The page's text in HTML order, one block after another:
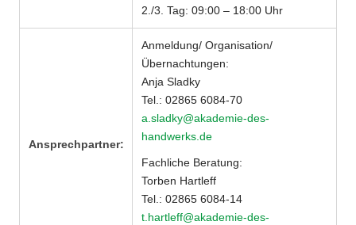
2./3. Tag: 09:00 – 18:00 Uhr
Ansprechpartner:
Anmeldung/ Organisation/
Übernachtungen:
Anja Sladky
Tel.: 02865 6084-70
a.sladky@akademie-des-
handwerks.de
Fachliche Beratung:
Torben Hartleff
Tel.: 02865 6084-14
t.hartleff@akademie-des-